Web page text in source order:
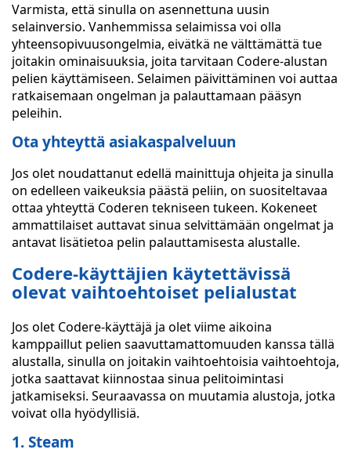
Varmista, että sinulla on asennettuna uusin
selainversio. Vanhemmissa selaimissa voi olla
yhteensopivuusongelmia, eivätkä ne välttämättä tue
joitakin ominaisuuksia, joita tarvitaan Codere-alustan
pelien käyttämiseen. Selaimen päivittäminen voi auttaa
ratkaisemaan ongelman ja palauttamaan pääsyn
peleihin.
Ota yhteyttä asiakaspalveluun
Jos olet noudattanut edellä mainittuja ohjeita ja sinulla
on edelleen vaikeuksia päästä peliin, on suositeltavaa
ottaa yhteyttä Coderen tekniseen tukeen. Kokeneet
ammattilaiset auttavat sinua selvittämään ongelmat ja
antavat lisätietoa pelin palauttamisesta alustalle.
Codere-käyttäjien käytettävissä
olevat vaihtoehtoiset pelialustat
Jos olet Codere-käyttäjä ja olet viime aikoina
kamppaillut pelien saavuttamattomuuden kanssa tällä
alustalla, sinulla on joitakin vaihtoehtoisia vaihtoehtoja,
jotka saattavat kiinnostaa sinua pelitoimintasi
jatkamiseksi. Seuraavassa on muutamia alustoja, jotka
voivat olla hyödyllisiä.
1. Steam